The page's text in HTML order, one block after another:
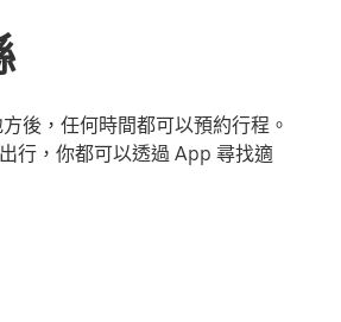
後，任何時間都可以預約行程。
行，你都可以透過 App 尋找適